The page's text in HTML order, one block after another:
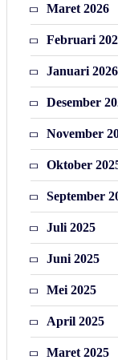
Maret 2026
Februari
Januari 2026
Desember
November
Oktober
September
Juli 2025
Juni 2025
Mei 2025
April 2025
Maret 2025